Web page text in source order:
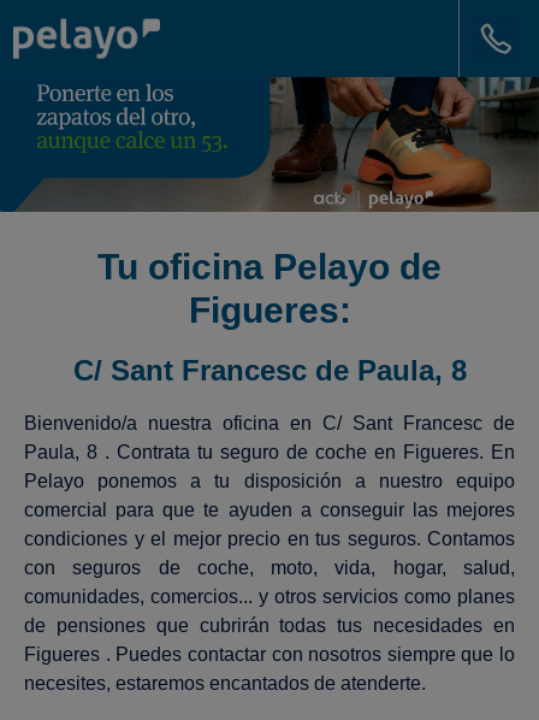
Tu oficina Pelayo de
Figueres:
C/ Sant Francesc de Paula, 8
Bienvenido/a nuestra oficina en C/ Sant Francesc de
Paula, 8 . Contrata tu seguro de coche en Figueres. En
Pelayo ponemos a tu disposición a nuestro equipo
comercial para que te ayuden a conseguir las mejores
condiciones y el mejor precio en tus seguros. Contamos
con seguros de coche, moto, vida, hogar, salud,
comunidades, comercios... y otros servicios como planes
de pensiones que cubrirán todas tus necesidades en
Figueres . Puedes contactar con nosotros siempre que lo
necesites, estaremos encantados de atenderte.